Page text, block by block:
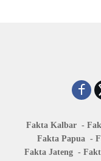
Fakta Kalbar
Fakta Papua
Fakta Jateng